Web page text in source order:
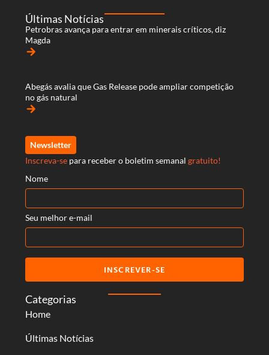
Categorias
Home
Últimas Notícias
Últimas Notícias
Petrobras avança para entrar em minerais críticos, diz
Magda
arrow_forward
Abegás avalia que Gas Release pode ampliar competição
no gás natural
arrow_forward
Newsletter
Inscreva-se para receber o boletim semanal gratuito!
Nome
Seu melhor e-mail
INSCREVER-SE